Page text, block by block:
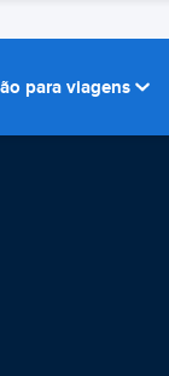
para viagens